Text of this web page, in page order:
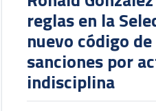
reglas en la
nuevo código
sanciones por
indisciplina